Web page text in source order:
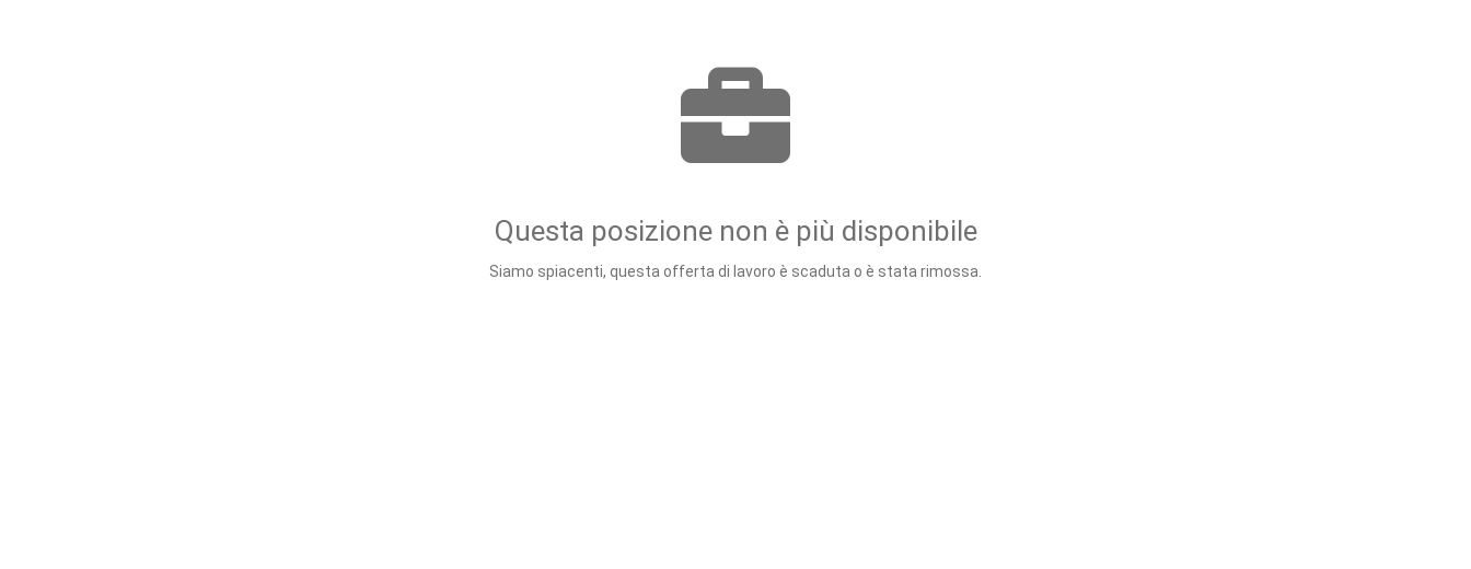
Questa posizione non è più disponibile
Siamo spiacenti, questa offerta di lavoro è scaduta o è stata rimossa.